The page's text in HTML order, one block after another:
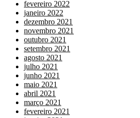
fevereiro 2022
janeiro 2022
dezembro 2021
novembro 2021
outubro 2021
setembro 2021
agosto 2021
julho 2021
junho 2021
maio 2021
abril 2021
março 2021
fevereiro 2021